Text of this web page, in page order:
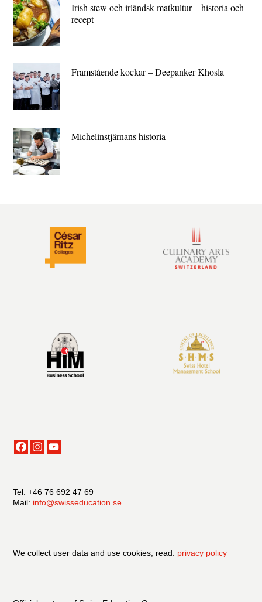
Irish stew och irländsk matkultur – historia och
recept
Framstående kockar – Deepanker Khosla
Michelin­stjärnans historia
Tel: +46 76 692 47 69
Mail: info@swisseducation.se
We collect user data and use cookies, read: privacy policy